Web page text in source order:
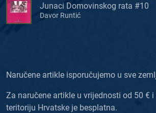
Junaci Domovinskog rata #10
Davor Runtić
Naručene artikle isporučujemo u sve
Za naručene artikle u vrijednosti od 50 €
teritoriju Hrvatske je besplatna.